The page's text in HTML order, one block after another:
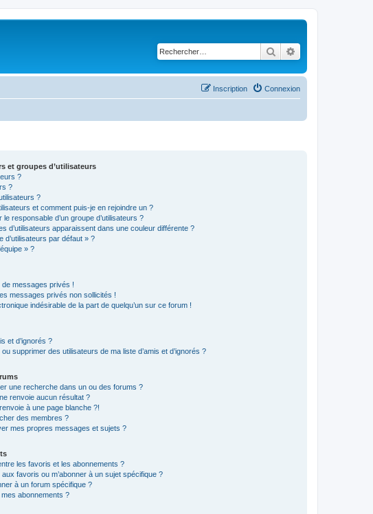
Rechercher
Connexion
Inscription
et groupes d’utilisateurs
?
?
?
et comment puis-je en rejoindre un ?
responsable d’un groupe d’utilisateurs ?
d’utilisateurs apparaissent dans une couleur différente ?
d’utilisateurs par défaut » ?
» ?
messages privés !
messages privés non sollicités !
indésirable de la part de quelqu’un sur ce forum !
et d’ignorés ?
supprimer des utilisateurs de ma liste d’amis et d’ignorés ?
une recherche dans un ou des forums ?
renvoie aucun résultat ?
à une page blanche ?!
des membres ?
mes propres messages et sujets ?
les favoris et les abonnements ?
favoris ou m’abonner à un sujet spécifique ?
à un forum spécifique ?
abonnements ?